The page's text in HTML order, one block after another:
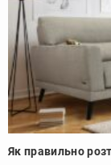
Як правильно